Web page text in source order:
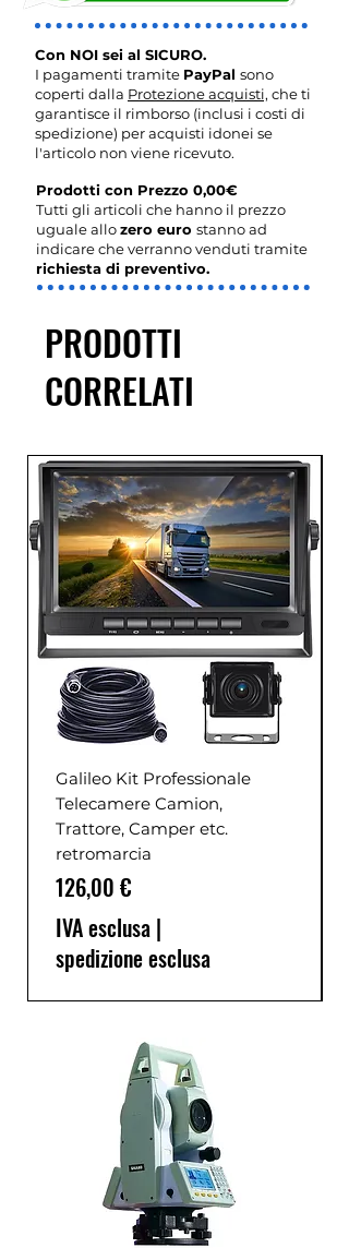
Con NOI sei al SICURO.
I pagamenti tramite PayPal sono
coperti dalla Protezione acquisti, che ti
garantisce il rimborso (inclusi i costi di
spedizione) per acquisti idonei se
l'articolo non viene ricevuto.
Prodotti con Prezzo 0,00€
Tutti gli articoli che hanno il prezzo
uguale allozero euro stanno ad
indicare che verranno venduti tramite
richiesta di preventivo.
PRODOTTI
CORRELATI
Galileo Kit Professionale
Telecamere Camion,
Trattore, Camper etc.
retromarcia
Prezzo
126,00 €
IVA esclusa |
spedizione esclusa